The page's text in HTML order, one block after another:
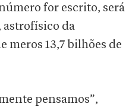
for escrito, será
astrofísico da
meros 13,7 bilhões de
pensamos”,